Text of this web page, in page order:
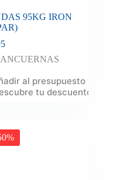
95KG IRON
al presupuesto y
tu descuento